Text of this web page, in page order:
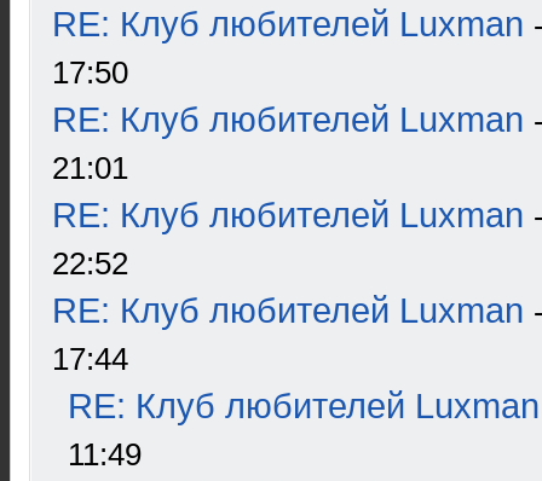
RE: Клуб любителей Luxman
17:50
RE: Клуб любителей Luxman
21:01
RE: Клуб любителей Luxman
22:52
RE: Клуб любителей Luxman
17:44
RE: Клуб любителей Luxman
11:49